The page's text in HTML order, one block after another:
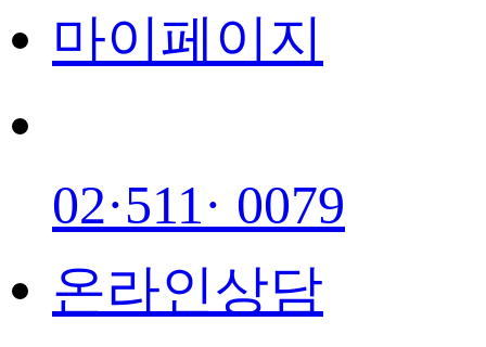
마이페이지
02·511· 0079
온라인상담